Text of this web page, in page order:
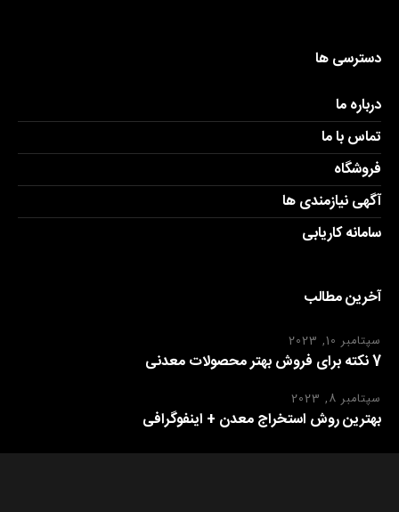
دسترسی ها
درباره ما
تماس با ما
فروشگاه
آگهی نیازمندی ها
سامانه کاریابی
آخرین مطالب
سپتامبر 10, 2023
7 نکته برای فروش بهتر محصولات معدنی
سپتامبر 8, 2023
بهترین روش استخراج معدن + اینفوگرافی